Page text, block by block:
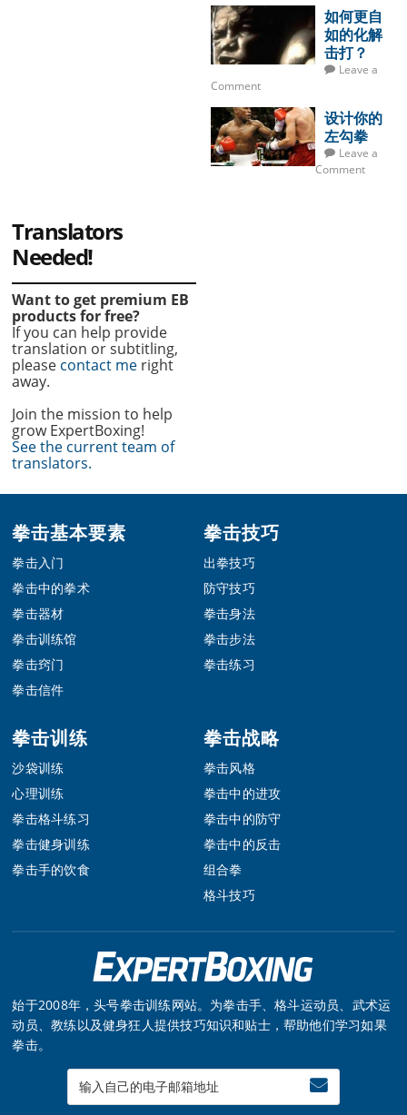
如何更自
如的化解
击打？
Leave a
Comment
设计你的
左勾拳
Leave a
Comment
Translators
Needed!
Want to get premium EB
products for free?
If you can help provide
translation or subtitling,
please contact me right
away.
Join the mission to help
grow ExpertBoxing!
See the current team of
translators.
Footer
拳击基本要素
拳击入门
拳击中的拳术
拳击器材
拳击训练馆
拳击窍门
拳击信件
拳击技巧
出拳技巧
防守技巧
拳击身法
拳击步法
拳击练习
拳击训练
沙袋训练
心理训练
拳击格斗练习
拳击健身训练
拳击手的饮食
拳击战略
拳击风格
拳击中的进攻
拳击中的防守
拳击中的反击
组合拳
格斗技巧
始于2008年，头号拳击训练网站。为拳击手、格斗运动员、武术运
动员、教练以及健身狂人提供技巧知识和贴士，帮助他们学习如果
拳击。
Enter
your